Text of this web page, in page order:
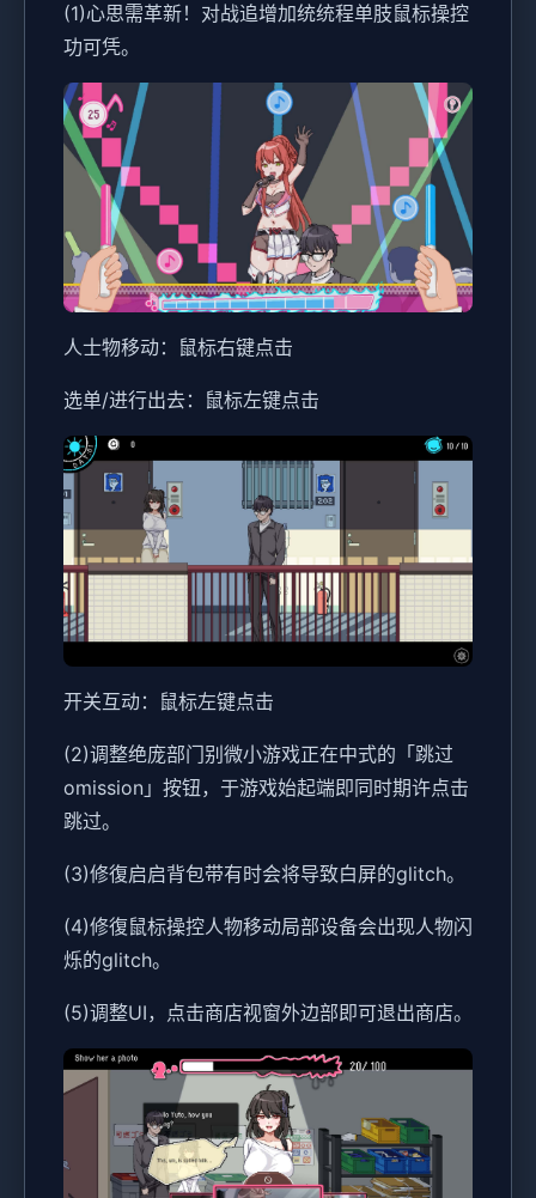
(1)心思需革新！对战追增加统统程单肢鼠标操控
功可凭。
人士物移动：鼠标右键点击
选单/进行出去：鼠标左键点击
开关互动：鼠标左键点击
(2)调整绝庞部门别微小游戏正在中式的「跳过
omission」按钮，于游戏始起端即同时期许点击
跳过。
(3)修復启启背包带有时会将导致白屏的glitch。
(4)修復鼠标操控人物移动局部设备会出现人物闪
烁的glitch。
(5)调整UI，点击商店视窗外边部即可退出商店。